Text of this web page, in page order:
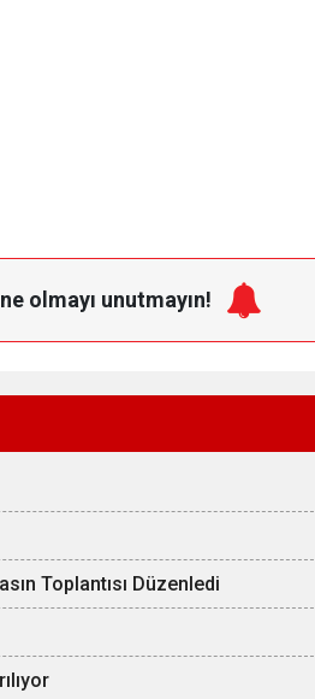
olmayı unutmayın!
Toplantısı Düzenledi